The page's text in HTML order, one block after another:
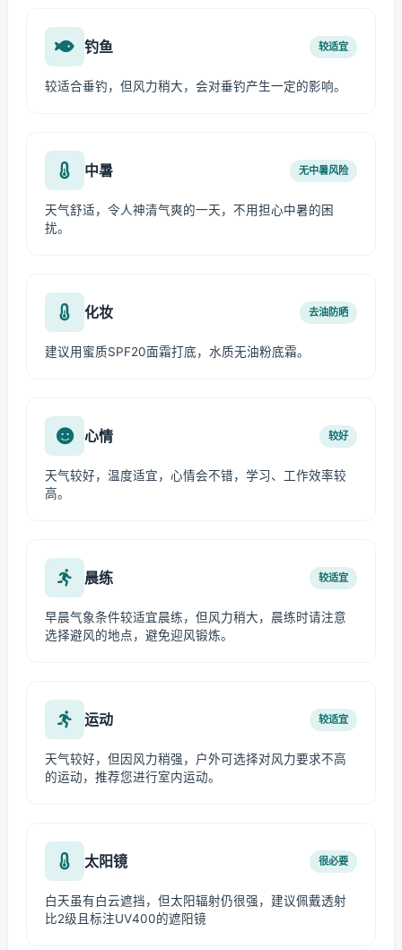
钓鱼 较适宜
较适合垂钓，但风力稍大，会对垂钓产生一定的影响。
中暑 无中暑风险
天气舒适，令人神清气爽的一天，不用担心中暑的困
扰。
化妆 去油防晒
建议用蜜质SPF20面霜打底，水质无油粉底霜。
心情 较好
天气较好，温度适宜，心情会不错，学习、工作效率较
高。
晨练 较适宜
早晨气象条件较适宜晨练，但风力稍大，晨练时请注意
选择避风的地点，避免迎风锻炼。
运动 较适宜
天气较好，但因风力稍强，户外可选择对风力要求不高
的运动，推荐您进行室内运动。
太阳镜 很必要
白天虽有白云遮挡，但太阳辐射仍很强，建议佩戴透射
比2级且标注UV400的遮阳镜